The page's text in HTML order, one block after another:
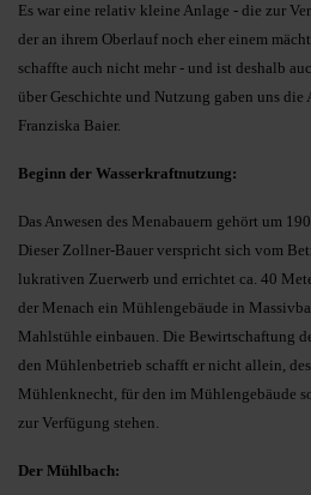
Es war eine relativ kleine Anlage - die zur
der an ihrem Oberlauf noch eher einem
schaffte auch nicht mehr - und ist deshalb
über Geschichte und Nutzung gaben uns die
Franziska Baier.
Beginn der Wasserkraftnutzung:
Das Anwesen des Menabauern gehört um
Dieser Zollner-Bauer verspricht sich vom
lukrativen Zuerwerb und errichtet ca. 40
der Menach ein Mühlengebäude in
Mahlstühle einbauen. Die Bewirtschaftung
den Mühlenbetrieb schafft er nicht allein,
Mühlenknecht, für den im Mühlengebäude
zur Verfügung stehen.
Der Mühlbach: